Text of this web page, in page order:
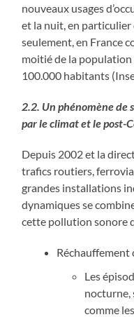
nouveaux usages
et la nuit, en particulier
seulement, en France
moitié de la population
100.000 habitants
2.2. Un phénomène de
par le climat et le post-
Depuis 2002 et la
trafics routiers,
grandes installations
dynamiques se
cette pollution sonore
Réchauffement
Les
nocturne,
comme